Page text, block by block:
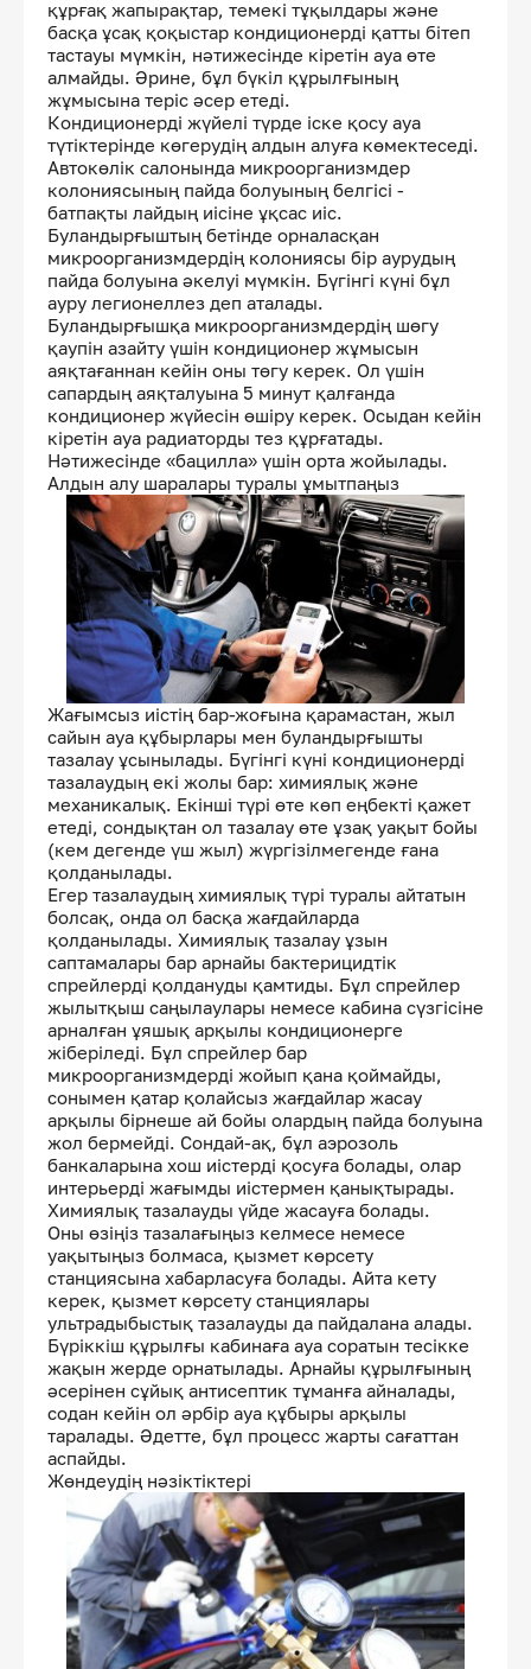
құрғақ жапырақтар, темекі тұқылдары және
басқа ұсақ қоқыстар кондиционерді қатты бітеп
тастауы мүмкін, нәтижесінде кіретін ауа өте
алмайды. Әрине, бұл бүкіл құрылғының
жұмысына теріс әсер етеді.
Кондиционерді жүйелі түрде іске қосу ауа
түтіктерінде көгерудің алдын алуға көмектеседі.
Автокөлік салонында микроорганизмдер
колониясының пайда болуының белгісі -
батпақты лайдың иісіне ұқсас иіс.
Буландырғыштың бетінде орналасқан
микроорганизмдердің колониясы бір аурудың
пайда болуына әкелуі мүмкін. Бүгінгі күні бұл
ауру легионеллез деп аталады.
Буландырғышқа микроорганизмдердің шөгу
қаупін азайту үшін кондиционер жұмысын
аяқтағаннан кейін оны төгу керек. Ол үшін
сапардың аяқталуына 5 минут қалғанда
кондиционер жүйесін өшіру керек. Осыдан кейін
кіретін ауа радиаторды тез құрғатады.
Нәтижесінде «бацилла» үшін орта жойылады.
Алдын алу шаралары туралы ұмытпаңыз
Жағымсыз иістің бар-жоғына қарамастан, жыл
сайын ауа құбырлары мен буландырғышты
тазалау ұсынылады. Бүгінгі күні кондиционерді
тазалаудың екі жолы бар: химиялық және
механикалық. Екінші түрі өте көп еңбекті қажет
етеді, сондықтан ол тазалау өте ұзақ уақыт бойы
(кем дегенде үш жыл) жүргізілмегенде ғана
қолданылады.
Егер тазалаудың химиялық түрі туралы айтатын
болсақ, онда ол басқа жағдайларда
қолданылады. Химиялық тазалау ұзын
саптамалары бар арнайы бактерицидтік
спрейлерді қолдануды қамтиды. Бұл спрейлер
жылытқыш саңылаулары немесе кабина сүзгісіне
арналған ұяшық арқылы кондиционерге
жіберіледі. Бұл спрейлер бар
микроорганизмдерді жойып қана қоймайды,
сонымен қатар қолайсыз жағдайлар жасау
арқылы бірнеше ай бойы олардың пайда болуына
жол бермейді. Сондай-ақ, бұл аэрозоль
банкаларына хош иістерді қосуға болады, олар
интерьерді жағымды иістермен қанықтырады.
Химиялық тазалауды үйде жасауға болады.
Оны өзіңіз тазалағыңыз келмесе немесе
уақытыңыз болмаса, қызмет көрсету
станциясына хабарласуға болады. Айта кету
керек, қызмет көрсету станциялары
ультрадыбыстық тазалауды да пайдалана алады.
Бүріккіш құрылғы кабинаға ауа соратын тесікке
жақын жерде орнатылады. Арнайы құрылғының
әсерінен сұйық антисептик тұманға айналады,
содан кейін ол әрбір ауа құбыры арқылы
таралады. Әдетте, бұл процесс жарты сағаттан
аспайды.
Жөндеудің нәзіктіктері